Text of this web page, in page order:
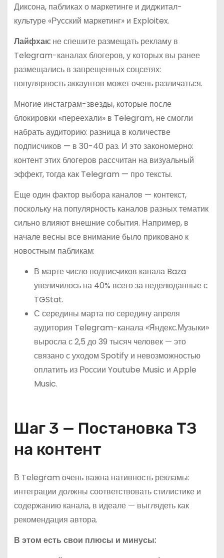
Диксона, пабликах о маркетинге и диджитал-
культуре «Русский маркетинг» и Exploitex.
Лайфхак:не спешите размещать рекламу в
Telegram-каналах блогеров, у которых вы ранее
размещались в запрещенных соцсетях:
популярность аккаунтов может очень различаться.
Многие инстаграм-звезды, которые после
блокировки «переехали» в Telegram, не смогли
набрать аудиторию: разница в количестве
подписчиков — в 30-40 раз. И это закономерно:
контент этих блогеров рассчитан на визуальный
эффект, тогда как Telegram — про тексты.
Еще один фактор выбора каналов — контекст,
поскольку на популярность каналов разных тематик
сильно влияют внешние события. Например, в
начале весны все внимание было приковано к
новостным пабликам:
В марте число подписчиков канала Baza
увеличилось на 40% всего за неделюданные с
TGStat.
С середины марта по середину апреля
аудитория Telegram-канала «Яндекс.Музыки»
выросла с 2,5 до 39 тысяч человек — это
связано с уходом Spotify и невозможностью
оплатить из России Youtube Music и Apple
Music.
Шаг 3 — Постановка ТЗ
на контент
В Telegram очень важна нативность рекламы:
интеграции должны соответствовать стилистике и
содержанию канала, в идеале — выглядеть как
рекомендация автора.
В этом есть свои плюсы и минусы: